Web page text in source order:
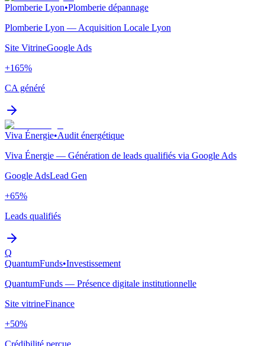
Plomberie Lyon•Plomberie dépannage
Plomberie Lyon — Acquisition Locale Lyon
Site VitrineGoogle Ads
+165%
CA généré
Viva Énergie•Audit énergétique
Viva Énergie — Génération de leads qualifiés via Google Ads
Google AdsLead Gen
+65%
Leads qualifiés
Q
QuantumFunds•Investissement
QuantumFunds — Présence digitale institutionnelle
Site vitrineFinance
+50%
Crédibilité perçue